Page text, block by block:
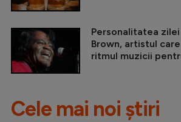
Personalitatea zilei
Brown, artistul
ritmul muzicii
Cele mai noi știri